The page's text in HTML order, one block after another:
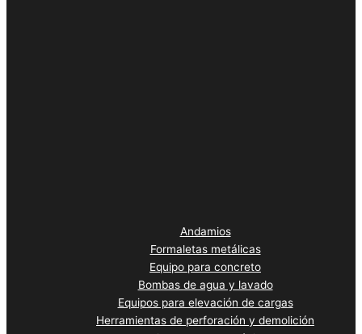
Andamios
Formaletas metálicas
Equipo para concreto
Bombas de agua y lavado
Equipos para elevación de cargas
Herramientas de perforación y demolición